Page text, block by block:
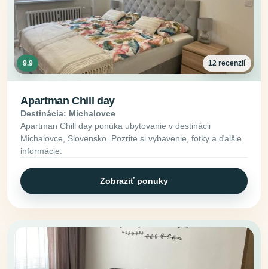
9.9 12 recenzií
Apartman Chill day
Destinácia: Michalovce
Apartman Chill day ponúka ubytovanie v destinácii
Michalovce, Slovensko. Pozrite si vybavenie, fotky a ďalšie
informácie.
Zobraziť ponuky